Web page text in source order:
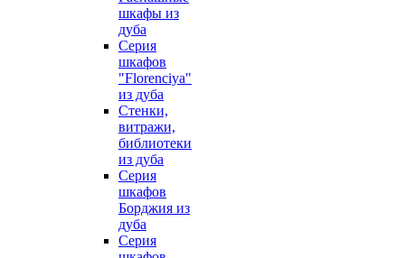
шкафы из
дуба
Серия
шкафов
"Florenciya"
из дуба
Стенки,
витражи,
библиотеки
из дуба
Серия
шкафов
Борджия из
дуба
Серия